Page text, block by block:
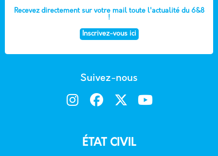
Recevez directement sur votre mail toute l'actualité du 6&8
!
Inscrivez-vous ici
Suivez-nous
ÉTAT CIVIL